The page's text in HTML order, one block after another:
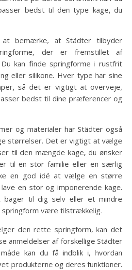
bedst til den type kage, du
bemærke, at Städter tilbyder
der er fremstillet af
kan finde springforme i rustfrit
eller silikone. Hver type har sine
så det er vigtigt at overveje,
bedst til dine præferencer og
og materialer har Städter også
størrelser. Det er vigtigt at vælge
til den mængde kage, du ønsker
til en stor familie eller en særlig
en god idé at vælge en større
en stor og imponerende kage.
bager til dig selv eller et mindre
springform være tilstrækkelig.
den rette springform, kan det
anmeldelser af forskellige Städter
kan du få indblik i, hvordan
produkterne og deres funktioner.